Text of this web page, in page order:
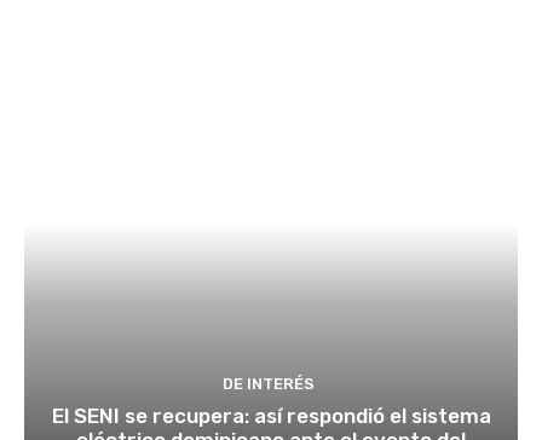
DE INTERÉS
El SENI se recupera: así respondió el sistema